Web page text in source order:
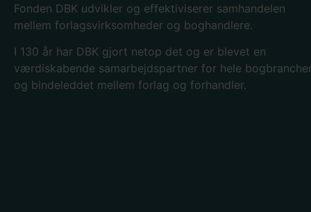
Fonden DBK udvikler og effektiviserer samhandelen
mellem forlagsvirksomheder og boghandlere.
I 130 år har DBK gjort netop det og er blevet en
værdiskabende samarbejdspartner for hele
og bindeleddet mellem forlag og forhandler.